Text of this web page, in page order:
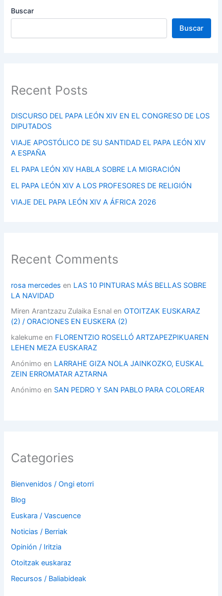
Buscar
Buscar
Recent Posts
DISCURSO DEL PAPA LEÓN XIV EN EL CONGRESO DE LOS
DIPUTADOS
VIAJE APOSTÓLICO DE SU SANTIDAD EL PAPA LEÓN XIV
A ESPAÑA
EL PAPA LEÓN XIV HABLA SOBRE LA MIGRACIÓN
EL PAPA LEÓN XIV A LOS PROFESORES DE RELIGIÓN
VIAJE DEL PAPA LEÓN XIV A ÁFRICA 2026
Recent Comments
rosa mercedes en LAS 10 PINTURAS MÁS BELLAS SOBRE
LA NAVIDAD
Miren Arantzazu Zulaika Esnal enOTOITZAK EUSKARAZ
(2) / ORACIONES EN EUSKERA (2)
kalekume en FLORENTZIO ROSELLÓ ARTZAPEZPIKUAREN
LEHEN MEZA EUSKARAZ
Anónimo en LARRAHE GIZA NOLA JAINKOZKO, EUSKAL
ZEIN ERROMATAR AZTARNA
Anónimo en SAN PEDRO Y SAN PABLO PARA COLOREAR
Categories
Bienvenidos / Ongi etorri
Blog
Euskara / Vascuence
Noticias / Berriak
Opinión / Iritzia
Otoitzak euskaraz
Recursos / Baliabideak